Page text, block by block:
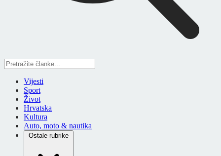
Vijesti
Sport
Život
Hrvatska
Kultura
Auto, moto & nautika
Ostale rubrike